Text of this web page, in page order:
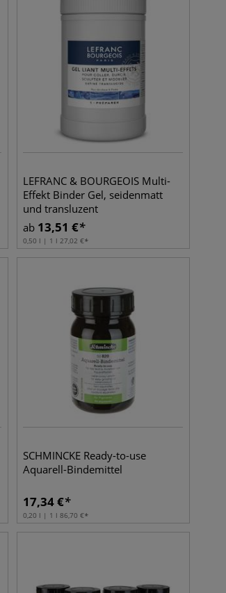
LEFRANC & BOURGEOIS Multi-
Effekt Binder Gel, seidenmatt
und transluzent
ab 13,51 €
0,50 l | 1 l 27,02 €
SCHMINCKE Ready-to-use
Aquarell-Bindemittel
17,34€
0,20 l | 1 l 86,70 €